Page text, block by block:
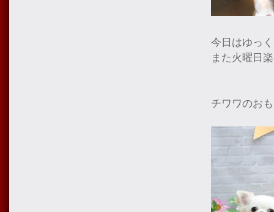
今日はゆっ
また火曜日
チワワのお